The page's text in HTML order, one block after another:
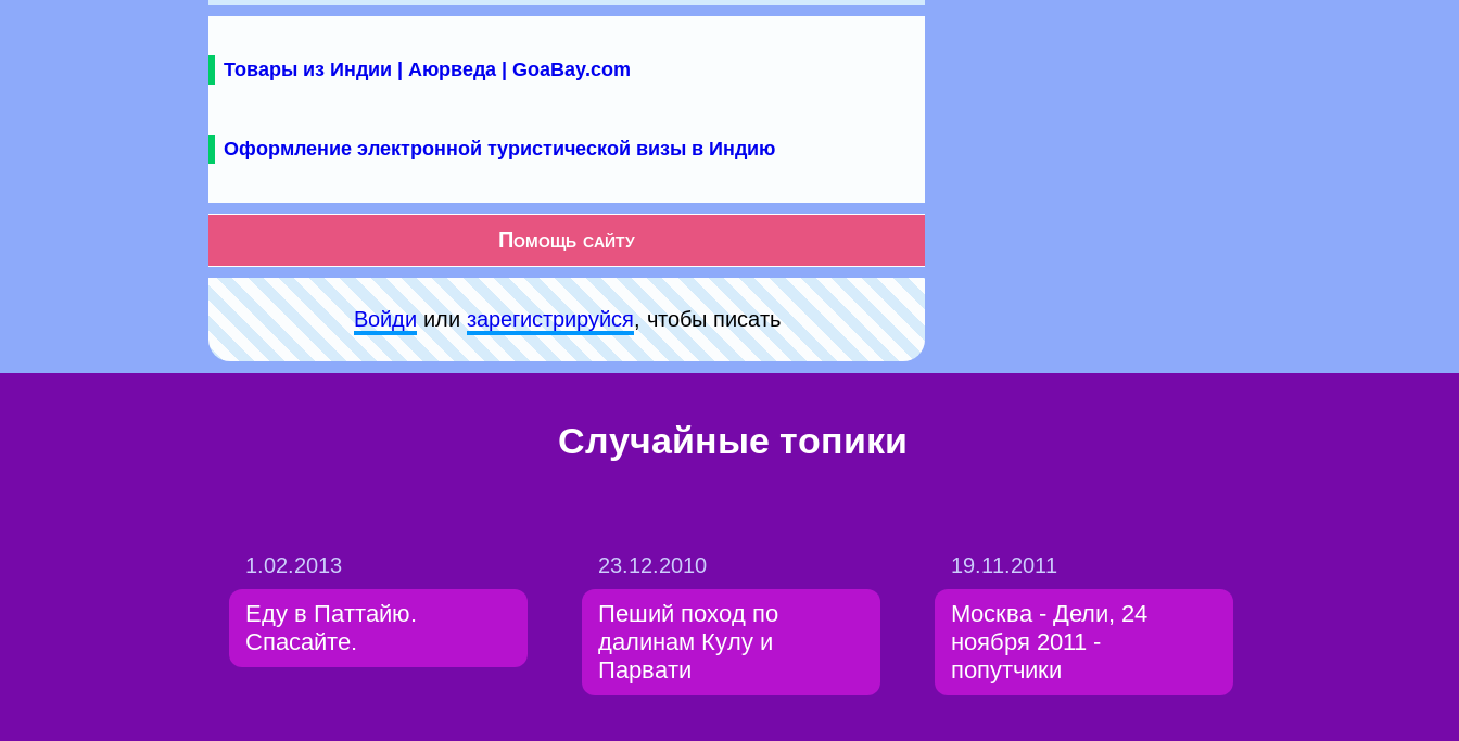
Товары из Индии | Аюрведа | GoaBay.com
Оформление электронной туристической визы в Индию
Помощь сайту
Войдиилизарeгиcтpируйся, чтобы писать
Случайные топики
1.02.2013
Еду в Паттайю.
Спасайте.
23.12.2010
Пеший поход по
далинам Кулу и
Парвати
19.11.2011
Москва - Дели, 24
ноября 2011 -
попутчики